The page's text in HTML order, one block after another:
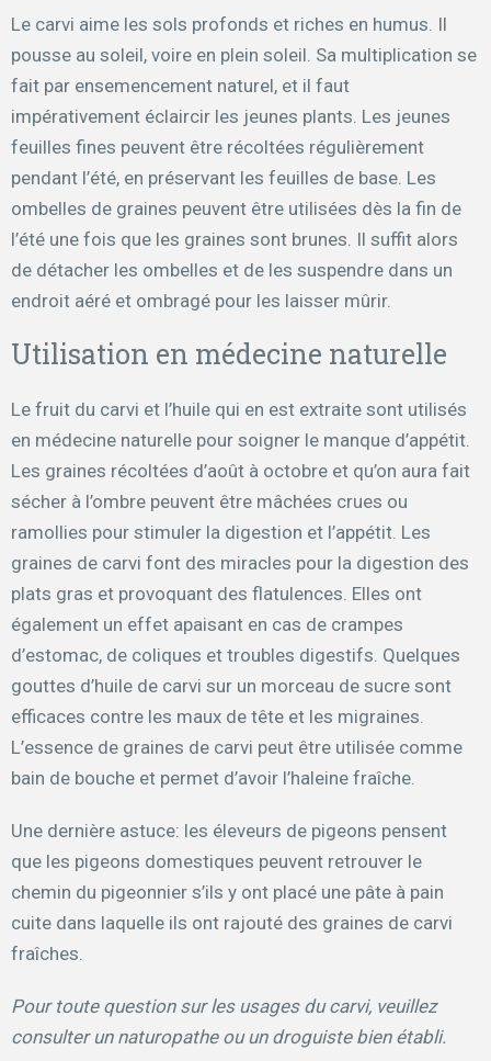
Le carvi aime les sols profonds et riches en humus. Il
pousse au soleil, voire en plein soleil. Sa multiplication se
fait par ensemencement naturel, et il faut
impérativement éclaircir les jeunes plants. Les jeunes
feuilles fines peuvent être récoltées régulièrement
pendant l’été, en préservant les feuilles de base. Les
ombelles de graines peuvent être utilisées dès la fin de
l’été une fois que les graines sont brunes. Il suffit alors
de détacher les ombelles et de les suspendre dans un
endroit aéré et ombragé pour les laisser mûrir.
Utilisation en médecine naturelle
Le fruit du carvi et l’huile qui en est extraite sont utilisés
en médecine naturelle pour soigner le manque d’appétit.
Les graines récoltées d’août à octobre et qu’on aura fait
sécher à l’ombre peuvent être mâchées crues ou
ramollies pour stimuler la digestion et l’appétit. Les
graines de carvi font des miracles pour la digestion des
plats gras et provoquant des flatulences. Elles ont
également un effet apaisant en cas de crampes
d’estomac, de coliques et troubles digestifs. Quelques
gouttes d’huile de carvi sur un morceau de sucre sont
efficaces contre les maux de tête et les migraines.
L’essence de graines de carvi peut être utilisée comme
bain de bouche et permet d’avoir l’haleine fraîche.
Une dernière astuce: les éleveurs de pigeons pensent
que les pigeons domestiques peuvent retrouver le
chemin du pigeonnier s’ils y ont placé une pâte à pain
cuite dans laquelle ils ont rajouté des graines de carvi
fraîches.
Pour toute question sur les usages du carvi, veuillez
consulter un naturopathe ou un droguiste bien établi.